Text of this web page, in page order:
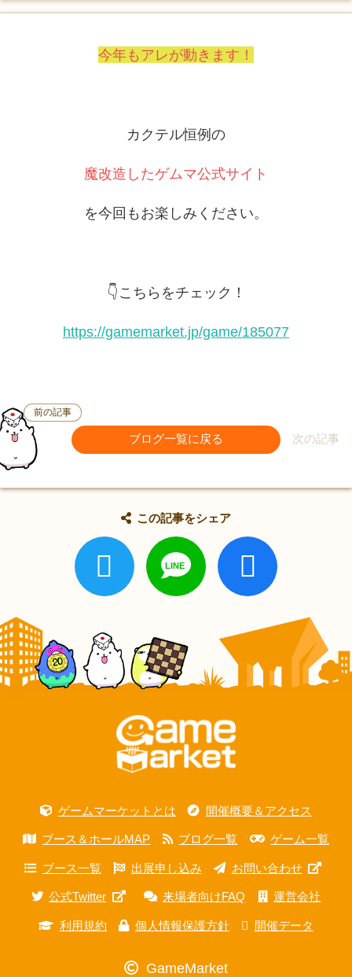
今年もアレが動きます！
カクテル恒例の
魔改造したゲムマ公式サイト
を今回もお楽しみください。
👇こちらをチェック！
https://gamemarket.jp/game/185077
前の記事
ブログ一覧に戻る 次の記事
この記事をシェア
ゲームマーケットとは 開催概要＆アクセス
ブース＆ホールMAP ブログ一覧 ゲーム一覧
ブース一覧 出展申し込み お問い合わせ
公式Twitter 来場者向けFAQ 運営会社
利用規約 個人情報保護方針 開催データ
GameMarket